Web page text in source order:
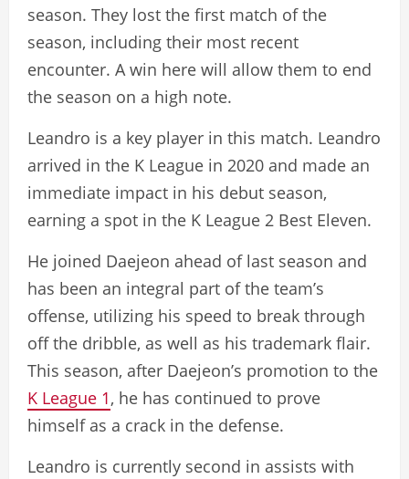
season. They lost the first match of the
season, including their most recent
encounter. A win here will allow them to end
the season on a high note.
Leandro is a key player in this match. Leandro
arrived in the K League in 2020 and made an
immediate impact in his debut season,
earning a spot in the K League 2 Best Eleven.
He joined Daejeon ahead of last season and
has been an integral part of the team’s
offense, utilizing his speed to break through
off the dribble, as well as his trademark flair.
This season, after Daejeon’s promotion to the
K League 1, he has continued to prove
himself as a crack in the defense.
Leandro is currently second in assists with